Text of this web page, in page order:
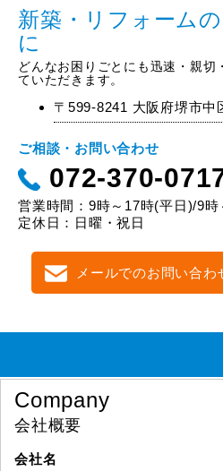
新築・リフォーム
に
どんなお困りごとにも迅速・親切
ていただきます。
〒599-8241 大阪府堺市中
ご相談・お問い合わせ
072-370-
営業時間：9時～17時(平日)/9時
定休日：日曜・祝日
メールでのお問い合わ
Company
会社概要
会社名